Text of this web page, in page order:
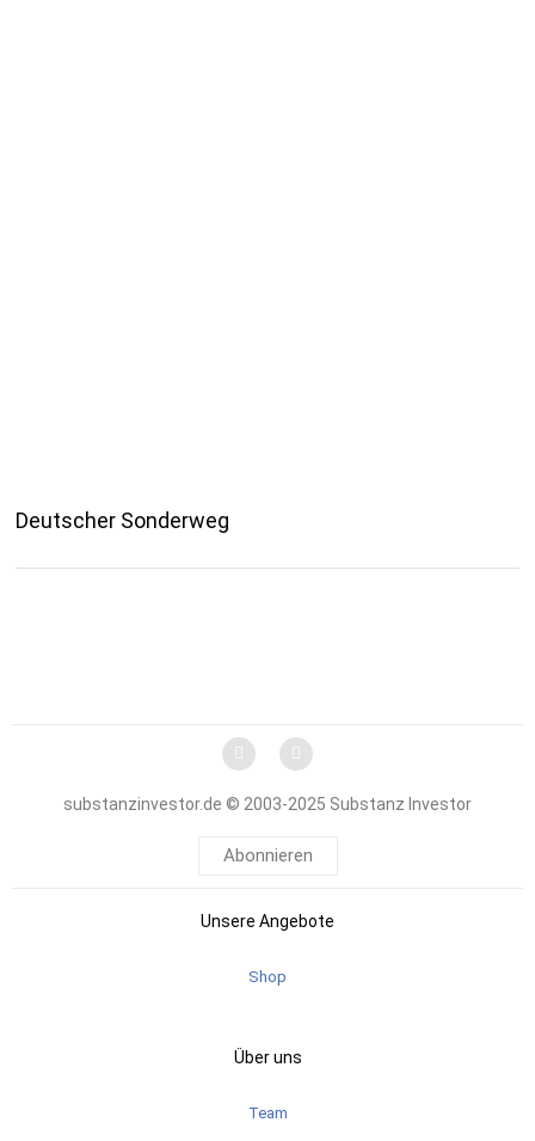
Deutscher Sonderweg
substanzinvestor.de © 2003-2025 Substanz Investor
Abonnieren
Unsere Angebote
Shop
Über uns
Team